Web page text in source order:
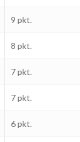
9 pkt.
8 pkt.
7 pkt.
7 pkt.
6 pkt.